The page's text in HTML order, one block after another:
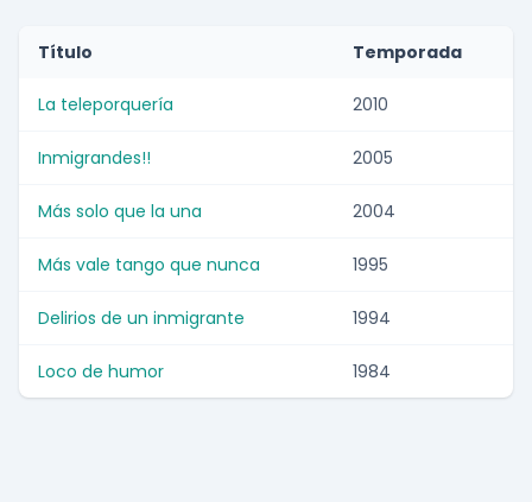
Título Temporada
La teleporquería 2010
Inmigrandes!! 2005
Más solo que la una 2004
Más vale tango que nunca 1995
Delirios de un inmigrante 1994
Loco de humor 1984